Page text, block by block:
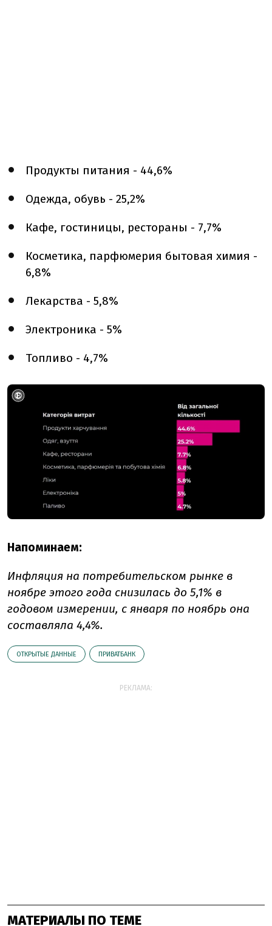
Продукты питания - 44,6%
Одежда, обувь - 25,2%
Кафе, гостиницы, рестораны - 7,7%
Косметика, парфюмерия бытовая химия -
6,8%
Лекарства - 5,8%
Электроника - 5%
Топливо - 4,7%
Напоминаем:
Инфляция на потребительском рынке в
ноябре этого года снизилась до 5,1% в
годовом измерении, с января по ноябрь она
составляла 4,4%.
ОТКРЫТЫЕ ДАННЫЕ ПРИВАТБАНК
РЕКЛАМА:
МАТЕРИАЛЫ ПО ТЕМЕ